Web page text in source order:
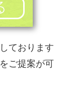
ております
ご提案が可